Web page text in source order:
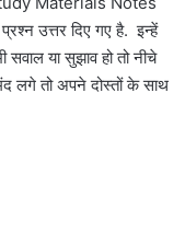
उत्तर दिए गए है. इन्हें
या सुझाव हो तो नीचे
तो अपने दोस्तों के साथ